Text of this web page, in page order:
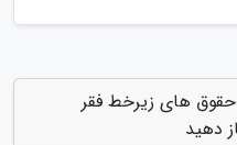
های زیرخط فقر
دهید